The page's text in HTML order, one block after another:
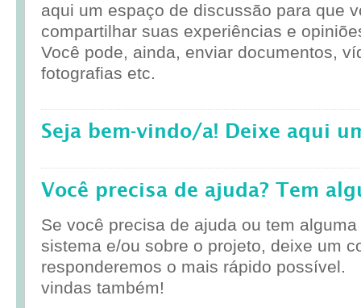
aqui um espaço de discussão para que
compartilhar suas experiências e
Você pode, ainda, enviar documentos,
fotografias etc.
Seja bem-vindo/a! Deixe aqui
Você precisa de ajuda? Tem
Se você precisa de ajuda ou tem
sistema e/ou sobre o projeto, deixe um
responderemos o mais rápido possível.
vindas também!